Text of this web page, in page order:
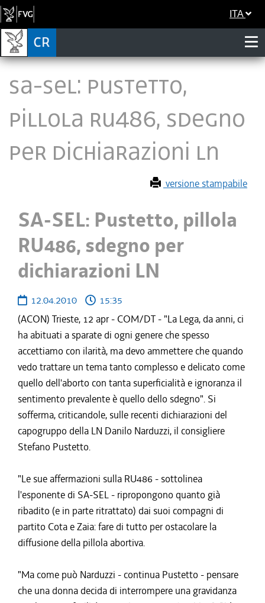
ITA
SA-SEL: Pustetto,
pillola RU486, sdegno
per dichiarazioni LN
versione stampabile
SA-SEL: Pustetto, pillola
RU486, sdegno per
dichiarazioni LN
12.04.2010
15:35
(ACON) Trieste, 12 apr - COM/DT - "La Lega, da anni, ci
ha abituati a sparate di ogni genere che spesso
accettiamo con ilarità, ma devo ammettere che quando
vedo trattare un tema tanto complesso e delicato come
quello dell'aborto con tanta superficialità e ignoranza il
sentimento prevalente è quello dello sdegno". Si
sofferma, criticandole, sulle recenti dichiarazioni del
capogruppo della LN Danilo Narduzzi, il consigliere
Stefano Pustetto.
"Le sue affermazioni sulla RU486 - sottolinea
l'esponente di SA-SEL - ripropongono quanto già
ribadito (e in parte ritrattato) dai suoi compagni di
partito Cota e Zaia: fare di tutto per ostacolare la
diffusione della pillola abortiva.
"Ma come può Narduzzi - continua Pustetto - pensare
che una donna decida di interrompere una gravidanza